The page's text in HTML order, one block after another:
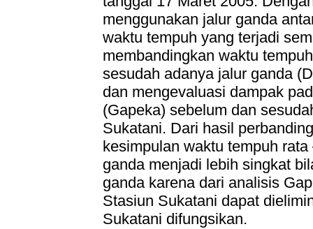
menggunakan jalur ganda
waktu tempuh yang terjadi
membandingkan waktu
sesudah adanya jalur ganda
dan mengevaluasi dampak
(Gapeka) sebelum dan
Sukatani. Dari hasil
kesimpulan waktu tempuh
ganda menjadi lebih singkat
ganda karena dari analisis
Stasiun Sukatani dapat
Sukatani difungsikan.